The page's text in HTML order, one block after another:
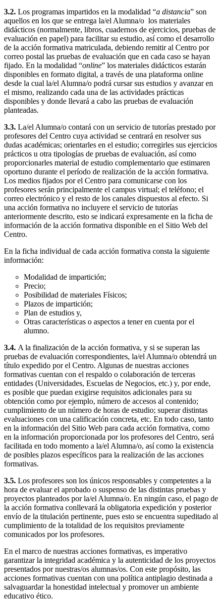
3.2. Los programas impartidos en la modalidad “a distancia” son
aquellos en los que se entrega la/el Alumna/o los materiales
didácticos (normalmente, libros, cuadernos de ejercicios, pruebas de
evaluación en papel) para facilitar su estudio, así como el desarrollo
de la acción formativa matriculada, debiendo remitir al Centro por
correo postal las pruebas de evaluación que en cada caso se hayan
fijado. En la modalidad “online” los materiales didácticos estarán
disponibles en formato digital, a través de una plataforma online
desde la cual la/el Alumna/o podrá cursar sus estudios y avanzar en
el mismo, realizando cada una de las actividades prácticas
disponibles y donde llevará a cabo las pruebas de evaluación
planteadas.
3.3. La/el Alumna/o contará con un servicio de tutorías prestado por
profesores del Centro cuya actividad se centrará en resolver sus
dudas académicas; orientarles en el estudio; corregirles sus ejercicios
prácticos u otra tipologías de pruebas de evaluación, así como
proporcionarles material de estudio complementario que estimaren
oportuno durante el período de realización de la acción formativa.
Los medios fijados por el Centro para comunicarse con los
profesores serán principalmente el campus virtual; el teléfono; el
correo electrónico y el resto de los canales dispuestos al efecto. Si
una acción formativa no incluyere el servicio de tutorías
anteriormente descrito, esto se indicará expresamente en la ficha de
información de la acción formativa disponible en el Sitio Web del
Centro.
En la ficha individual de cada acción formativa consta la siguiente
información:
Modalidad de impartición;
Precio;
Posibilidad de materiales Físicos;
Plazos de impartición;
Plan de estudios y,
Otras características o aspectos a tener en cuenta por el
alumno.
3.4. A la finalización de la acción formativa, y si se superan las
pruebas de evaluación correspondientes, la/el Alumna/o obtendrá un
título expedido por el Centro. Algunas de nuestras acciones
formativas cuentan con el respaldo o colaboración de terceras
entidades (Universidades, Escuelas de Negocios, etc.) y, por ende,
es posible que puedan exigirse requisitos adicionales para su
obtención como por ejemplo, número de accesos al contenido;
cumplimiento de un número de horas de estudio; superar distintas
evaluaciones con una calificación concreta, etc. En todo caso, tanto
en la información del Sitio Web para cada acción formativa, como
en la información proporcionada por los profesores del Centro, será
facilitada en todo momento a la/el Alumna/o, así como la existencia
de posibles plazos específicos para la realización de las acciones
formativas.
3.5. Los profesores son los únicos responsables y competentes a la
hora de evaluar el aprobado o suspenso de las distintas pruebas y
proyectos planteados por la/el Alumna/o. En ningún caso, el pago de
la acción formativa conllevará la obligatoria expedición y posterior
envío de la titulación pertinente, pues esto se encuentra supeditado al
cumplimiento de la totalidad de los requisitos previamente
comunicados por los profesores.
En el marco de nuestras acciones formativas, es imperativo
garantizar la integridad académica y la autenticidad de los proyectos
presentados por nuestras/os alumnas/os. Con este propósito, las
acciones formativas cuentan con una política antiplagio destinada a
salvaguardar la honestidad intelectual y promover un ambiente
educativo ético.